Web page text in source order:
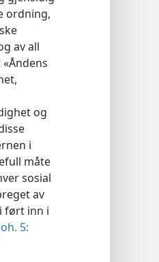
ordning,
av all
og
i
måte
sosial
av
ført inn i
5: